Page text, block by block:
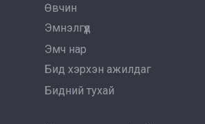
Өвчин
Эмнэлгүүд
Эмч нар
Бид хэрхэн ажилдаг
Бидний тухай